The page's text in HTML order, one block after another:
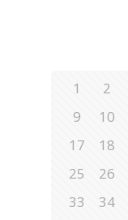
1 2
9
10
17
18
25
26
33
34